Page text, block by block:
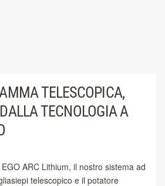
TELESCOPICA,
TECNOLOGIA A
ARC Lithium, il nostro sistema ad
telescopico e il potatore